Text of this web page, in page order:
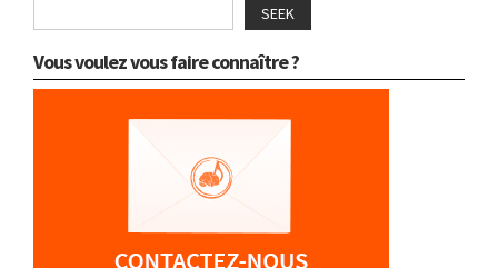
SEEK
Vous voulez vous faire connaître ?